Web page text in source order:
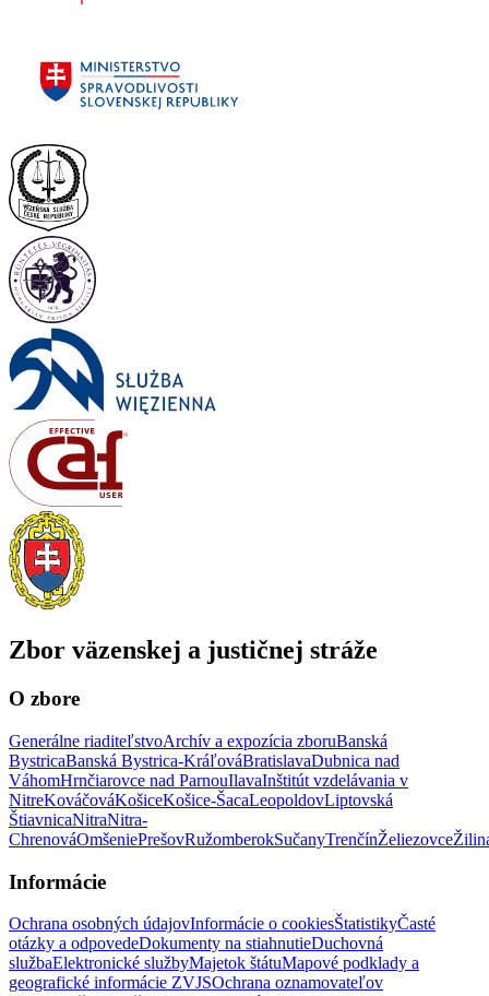
Zbor väzenskej a justičnej stráže
O zbore
Generálne riaditeľstvoArchív a expozícia zboruBanská
BystricaBanská Bystrica-KráľováBratislavaDubnica nad
VáhomHrnčiarovce nad ParnouIlavaInštitút vzdelávania v
NitreKováčováKošiceKošice-ŠacaLeopoldovLiptovská
ŠtiavnicaNitraNitra-
ChrenováOmšeniePrešovRužomberokSučanyTrenčínŽeliezovce
Informácie
Ochrana osobných údajovInformácie o cookiesŠtatistikyČasté
otázky a odpovedeDokumenty na stiahnutieDuchovná
službaElektronické službyMajetok štátuMapové podklady a
geografické informácie ZVJSOchrana oznamovateľov